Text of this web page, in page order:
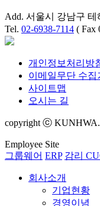
Add. 서울시 강남구
Tel. 02-6938-7114 ( Fax
개인정보처리방
이메일무단 수집
사이트맵
오시는 길
copyright ⓒ KUNHWA.
Employee Site
그룹웨어 ERP 감리
회사소개
기업현황
경영이념